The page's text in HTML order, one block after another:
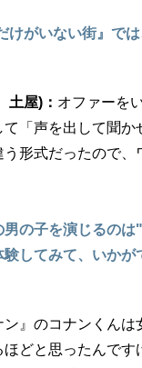
がいない街』では
土屋)： オファーを
て「声を出して聞
形式だったので、
の子を演じるのは
してみて、いかが
ン』のコナンくん
ほどと思ったんで